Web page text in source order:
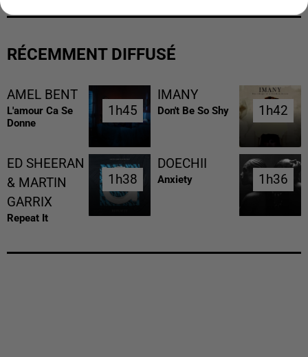
RÉCEMMENT DIFFUSÉ
AMEL BENT
L'amour Ca Se
Donne
1h45
1h45
IMANY
Don't Be So Shy 1h42
1h42
ED SHEERAN
& MARTIN
GARRIX
Repeat It
1h38
1h38
DOECHII
Anxiety 1h36
1h36